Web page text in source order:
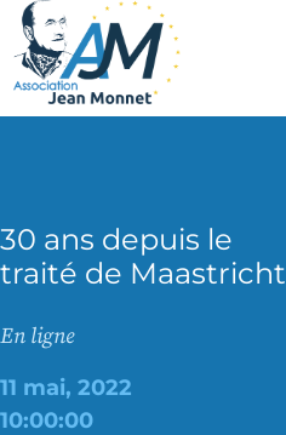
30 ans depuis le
traité de Maastricht
En ligne
11 mai, 2022
10:00:00